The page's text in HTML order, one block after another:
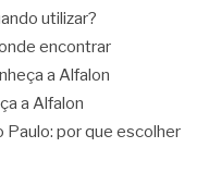
utilizar?
encontrar
a Alfalon
a Alfalon
Paulo: por que escolher